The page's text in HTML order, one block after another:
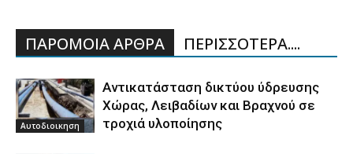
ΠΑΡΟΜΟΙΑ ΑΡΘΡΑ ΠΕΡΙΣΣΟΤΕΡΑ....
Αυτοδιοικηση
Aντικατάσταση δικτύου ύδρευσης
Χώρας, Λειβαδίων και Βραχνού σε
τροχιά υλοποίησης